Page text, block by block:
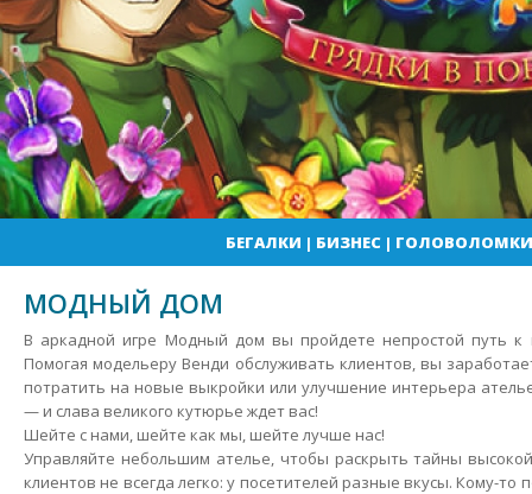
БЕГАЛКИ | БИЗНЕС| ГОЛОВОЛОМКИ
МОДНЫЙ ДОМ
В аркадной игре Модный дом вы пройдете непростой путь
Помогая модельеру Венди обслуживать клиентов, вы
потратить на новые выкройки или улучшение интерьера
— и слава великого кутюрье ждет вас!
Шейте с нами, шейте как мы, шейте лучше нас!
Управляйте небольшим ателье, чтобы раскрыть тайны
клиентов не всегда легко: у посетителей разные вкусы. Кому-